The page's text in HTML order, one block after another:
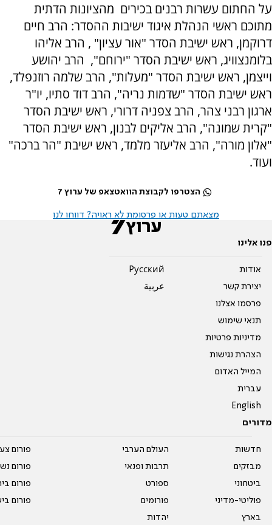
על החתום עשרות רבנים בכירים מהציונות הדתית
מתוכם ראשי הנהלת איגוד ישיבות ההסדר: הרב חיים
דרוקמן, ראש ישיבת הסדר "אור עציון" , הרב אליהו
בלומנצוויג, ראש ישיבת הסדר "ירוחם", הרב יהושע
וייצמן, ראש ישיבת הסדר "מעלות", הרב שלמה רוזנפלד,
ראש ישיבת הסדר "שדמות נריה", הרב דוד סתיו, יו"ר
ארגון רבני צהר, הרב צפניה דרורי, ראש ישיבת הסדר
"קרית שמונה", הרב אליקים לבנון, ראש ישיבת הסדר
"אלון מורה", הרב אליעזר מלמד, ראש ישיבת "הר ברכה"
ועוד.
הצטרפו לקבוצת הוואטצאפ של ערוץ 7
מצאתם טעות או פרסומת לא ראויה? דווחו לנו
פנו אלינו
אודות
יצירת קשר
פרסמו אצלנו
תנאי שימוש
מדיניות פרטיות
הצהרת נגישות
המייל האדום
עברית
English
Pусский
عربية
מדורים
חדשות
מבזקים
ביטחוני
פוליטי-מדיני
בארץ
העולם הערבי
תרבות ופנאי
ספורט
פורומים
יהדות
פורום
פורום
פורום
פורום